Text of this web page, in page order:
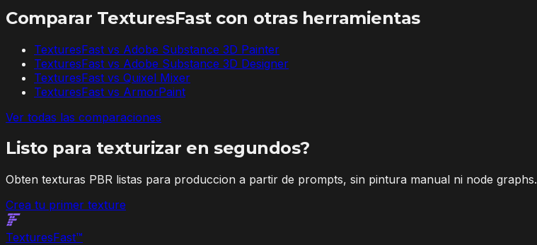
Comparar TexturesFast con otras herramientas
TexturesFast vs Adobe Substance 3D Painter
TexturesFast vs Adobe Substance 3D Designer
TexturesFast vs Quixel Mixer
TexturesFast vs ArmorPaint
Ver todas las comparaciones
Listo para texturizar en segundos?
Obten texturas PBR listas para produccion a partir de prompts, sin pintura manual ni node graphs.
Crea tu primer texture
TexturesFast™